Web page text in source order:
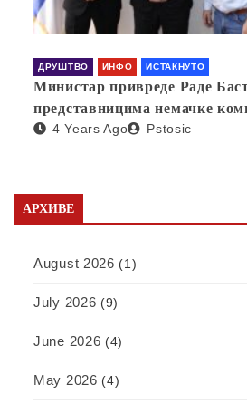
ДРУШТВО ИНФО ИСТАКНУТО
Министар привреде Раде
представницима немачке
отварању фабрике у Србији
4 Years Ago Pstosic
АРХИВЕ
August 2026 (1)
July 2026 (9)
June 2026 (4)
May 2026 (4)